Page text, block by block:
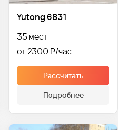
Yutong 6831
35 мест
от 2300 ₽
Рассчитать
Подробнее